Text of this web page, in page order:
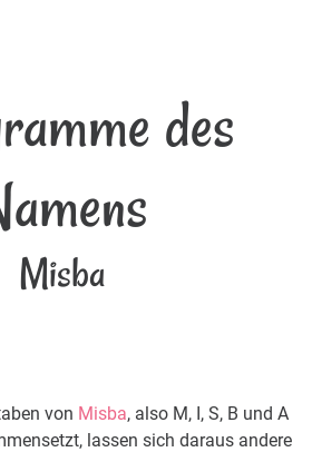
des
Misba
von Misba, also M, I, S, B und A
lassen sich daraus andere